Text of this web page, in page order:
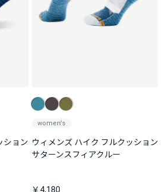
ション
women's
ウィメンズ ハイク フルクッション
サターンスフィアクルー
￥4,180